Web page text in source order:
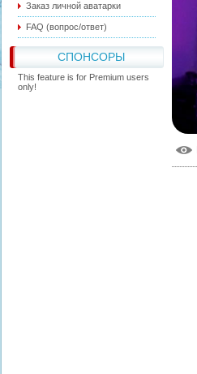
Заказ личной аватарки
FAQ (вопрос/ответ)
СПОНСОРЫ
This feature is for Premium users
only!